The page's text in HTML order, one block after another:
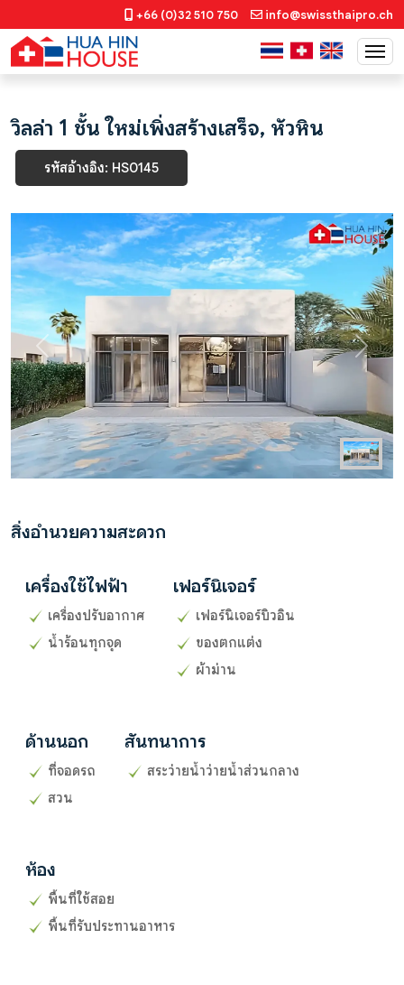
+66 (0)32 510 750 info@swissthaipro.ch
วิลล่า 1 ชั้น ใหม่เพิ่งสร้างเสร็จ, หัวหิน
รหัสอ้างอิง: HS0145
Previous Next
สิ่งอำนวยความสะดวก
เครื่องใช้ไฟฟ้า
เครื่องปรับอากาศ
น้ำร้อนทุกจุด
เฟอร์นิเจอร์
เฟอร์นิเจอร์บิวอิน
ของตกแต่ง
ผ้าม่าน
ด้านนอก
ที่จอดรถ
สวน
สันทนาการ
สระว่ายน้ำว่ายน้ำส่วนกลาง
ห้อง
พื้นที่ใช้สอย
พื้นที่รับประทานอาหาร